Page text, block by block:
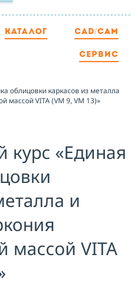
сполитикой
и даю согласие
персональных данных
КАТАЛОГ CAD/CAM
СЕРВИС
облицовки каркасов из металла
массой VITA (VM 9, VM 13)»
курс «Единая
и
массой VITA